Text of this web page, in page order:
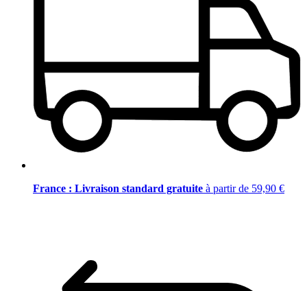
France : Livraison standard gratuite à partir de 59,90 €